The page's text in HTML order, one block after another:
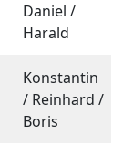
Daniel /
Harald
Konstantin
/ Reinhard /
Boris